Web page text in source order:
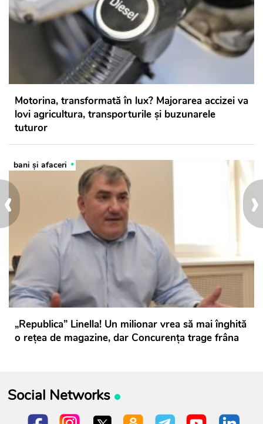
›
‹
Motorina, transformată în lux? Majorarea accizei va
lovi agricultura, transporturile și buzunarele
tuturor
bani și afaceri
„Republica” Linella! Un milionar vrea să mai înghită
o rețea de magazine, dar Concurența trage frâna
Social Networks